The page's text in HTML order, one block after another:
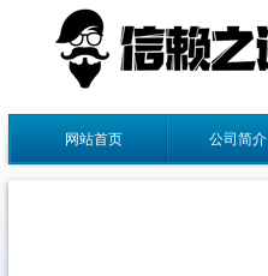
网站首页 公司简介